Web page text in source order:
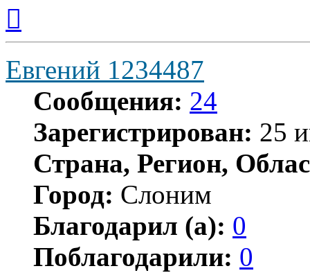
началу
Евгений 1234487
Сообщения: 24
Зарегистрирован: 25
Страна, Регион,
Город: Слоним
Благодарил (а): 0
Поблагодарили: 0